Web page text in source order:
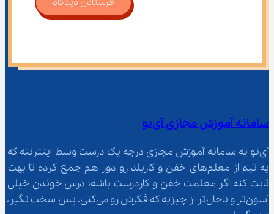
سامانه آموزش مجازی آی‌نو
آی‌نو یه سامانه آموزش مجازی درجه یک درست وسط اینترنته که
یه تیم از معلم‌‌های خفن و کاربلد رو دور هم جمع کرده تا بهت
ثابت کنه اگر معلمت خفن و کاردرست باشه؛ درس خوندن خیلی
آسون‌تر و باحال‌تر از چیزیه که فکرش رو می‌کنی. پس سخت نگیر،